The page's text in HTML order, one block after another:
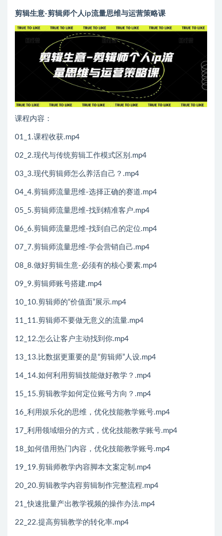
剪辑生意-剪辑师个人ip流量思维与运营策略课
课程内容：
01_1.课程收获.mp4
02_2.现代与传统剪辑工作模式区别.mp4
03_3.现代剪辑师怎么养活自己？.mp4
04_4.剪辑师流量思维-选择正确的赛道.mp4
05_5.剪辑师流量思维-找到精准客户.mp4
06_6.剪辑师流量思维-找到自己的定位.mp4
07_7.剪辑师流量思维-学会营销自己.mp4
08_8.做好剪辑生意-必须有的核心要素.mp4
09_9.剪辑师账号搭建.mp4
10_10.剪辑师的“价值面”展示.mp4
11_11.剪辑师不要做无意义的流量.mp4
12_12.怎么让客户主动找到你.mp4
13_13.比数据更重要的是“剪辑师”人设.mp4
14_14.如何利用剪辑技能做好教学？.mp4
15_15.剪辑教学如何定位账号方向？.mp4
16_利用娱乐化的思维，优化技能教学账号.mp4
17_利用领域细分的方式，优化技能教学账号.mp4
18_如何借用热门内容，优化技能教学账号.mp4
19_19.剪辑师教学内容脚本文案定制.mp4
20_20.剪辑教学内容剪辑制作完整流程.mp4
21_快速批量产出教学视频的操作办法.mp4
22_22.提高剪辑教学的转化率.mp4